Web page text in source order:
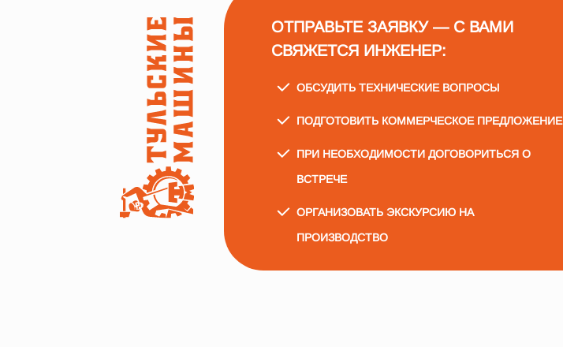
ОТПРАВЬТЕ ЗАЯВКУ — С ВАМИ
СВЯЖЕТСЯ ИНЖЕНЕР:
ОБСУДИТЬ ТЕХНИЧЕСКИЕ ВОПРОСЫ
ПОДГОТОВИТЬ КОММЕРЧЕСКОЕ ПРЕДЛОЖЕНИЕ
ПРИ НЕОБХОДИМОСТИ ДОГОВОРИТЬСЯ О
ВСТРЕЧЕ
ОРГАНИЗОВАТЬ ЭКСКУРСИЮ НА
ПРОИЗВОДСТВО